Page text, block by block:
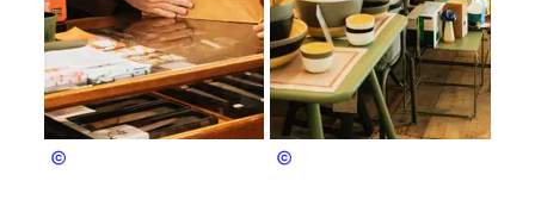
Bergerlebnis Berchtesgaden Bergerlebnis Berchtesgaden